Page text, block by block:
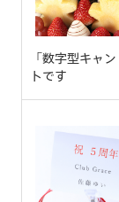
「数字型キャ
トです